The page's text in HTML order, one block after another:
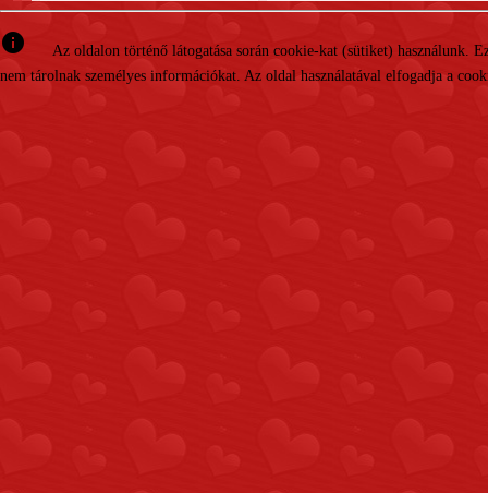
info
Az oldalon történő látogatása során cookie-kat (sütiket)
nem tárolnak személyes információkat. Az oldal használatával elfogadja a